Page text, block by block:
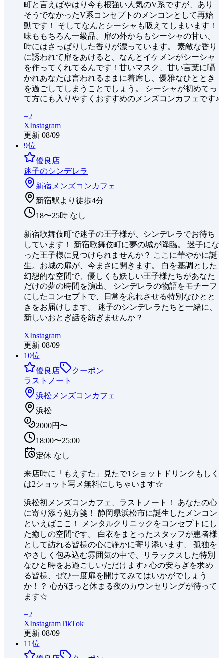
町と言えばやはり今も根強い人気のV系ですが、あり
そうでなかったV系コンセプトのメンコンとして再始
動です！ そしてなんとシーシャも吸えてしまいます！
味ももちろん一級品。扉の外からもシーシャの甘い、
時にはさっぱりした香りが漂っています。 素敵な香り
に誘われて扉をあけると、なんとイケメンがシーシャ
を作ってくれてるんです！甘いマスク、甘い言葉に囁
かれあなたは言われるままに着席し、優雅なひととき
を過ごしてしまうことでしょう。 シーシャが初めてっ
て方にも入りやすくおすすめのメンズコンカフェです♪
+2
XInstagram
更新 08/09
9位
優良店
迷子のシンデレラ
新宿 メンズコンカフェ
新宿駅より徒歩4分
18〜25時 なし
新宿歌舞伎町で迷子の王子様が、シンデレラでお待ち
しています！ 新宿歌舞伎町に夢の城が降臨。 迷子にな
った王子様に見つけられませんか？ ここに華やかに誕
生。お城の扉が、今まさに開きます。 白を基調とした
幻想的な空間で、優しくも妖しい王子様たちがあなた
だけの夢の時間を演出。 シンデレラの物語をモチーフ
にしたコンセプトで、日常を忘れさせる特別なひとと
きをお届けします。 迷子のシンデレラたちと一緒に、
新しいおとぎ話を紡ぎませんか？
XInstagram
更新 08/09
10位
優良店
クーポン
ラストノート
浜松 メンズコンカフェ
浜松
2000円〜
18:00〜25:00
定休 なし
来店時に「もえすた」見たで1ショットドリンクもしく
は2ショット写メ無料にしちゃいます☆
浜松初メンズコンカフェ、ラストノート！ あなたの心
に寄り添う処方箋！ 静岡県浜松市に誕生したメンコン
といえばここ！ メンタルクリニックをコンセプトにし
た癒しの空間です。 白衣をまとったスタッフが患者様
として訪れる皆様の心に静かに寄り添います、 孤独を
やさしく包み込む雰囲気の中で、リラックスした特別
なひと時をお過ごしいただけます♪ 心の安らぎを求め
る皆様、ぜひ一度扉を開けてみてはいかがでしょう
か！？ 心がほっと休まる夜のカウンセリングが待って
ます☆
+2
XInstagramTikTok
更新 08/09
11位